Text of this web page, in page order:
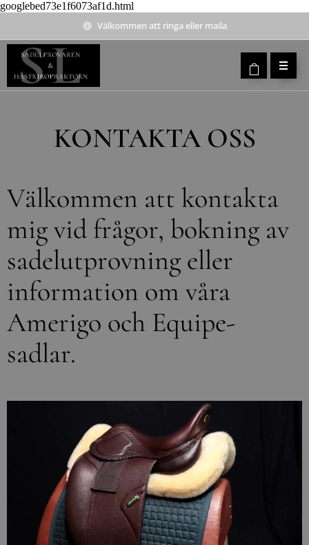
googlebed73e1f6073af1d.html
Välkommen att ringa eller maila
KONTAKTA OSS
Välkommen att kontakta
mig vid frågor, bokning av
sadelutprovning eller
information om våra
Amerigo och Equipe-
sadlar.